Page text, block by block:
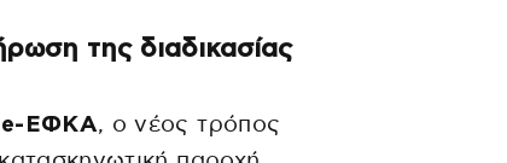
της διαδικασίας
e-ΕΦΚΑ, ο νέος τρόπος